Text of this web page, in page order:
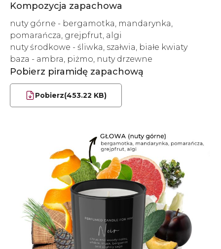
Kompozycja zapachowa
nuty górne - bergamotka, mandarynka,
pomarańcza, grejpfrut, algi
nuty środkowe - śliwka, szałwia, białe kwiaty
baza - ambra, piżmo, nuty drzewne
Pobierz piramidę zapachową
Pobierz(453.22 KB)